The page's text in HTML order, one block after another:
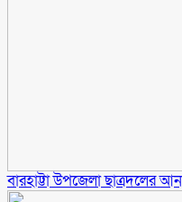
বারহাট্টা উপজেলা ছাত্রদলের